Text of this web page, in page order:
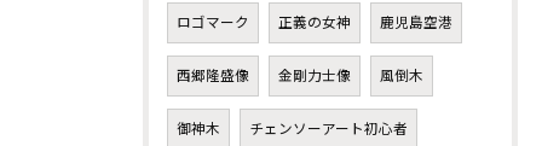
ロゴマーク 正義の女神 鹿児島空港
西郷隆盛像 金剛力士像 風倒木
御神木 チェンソーアート初心者